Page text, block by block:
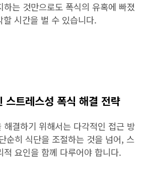
하는 것만으로도 폭식의 유혹에 빠졌
시간을 벌 수 있습니다.
트레스성 폭식 해결 전략
해결하기 위해서는 다각적인 접근 방
순히 식단을 조절하는 것을 넘어, 스
적 요인을 함께 다루어야 합니다.